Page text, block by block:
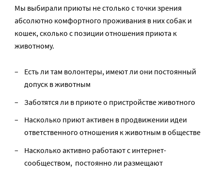
Мы выбирали приюты не столько с точки зрения
абсолютно комфортного проживания в них собак и
кошек, сколько с позиции отношения приюта к
животному.
Есть ли там волонтеры, имеют ли они постоянный
допуск в животным
Заботятся ли в приюте о пристройстве животного
Насколько приют активен в продвижении идеи
ответственного отношения к животным в обществе
Насколько активно работают с интернет-
сообществом, постоянно ли размещают